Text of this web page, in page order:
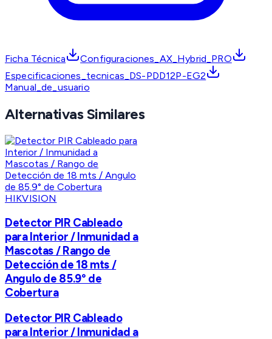
Ficha Técnica
Configuraciones_AX_Hybrid_PRO
Especificaciones_tecnicas_DS-PDD12P-EG2
Manual_de_usuario
Alternativas Similares
HIKVISION
Detector PIR Cableado
para Interior / Inmunidad a
Mascotas / Rango de
Detección de 18 mts /
Angulo de 85.9° de
Cobertura
Detector PIR Cableado
para Interior / Inmunidad a